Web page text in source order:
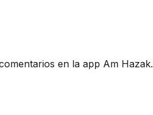
en la app Am Hazak.